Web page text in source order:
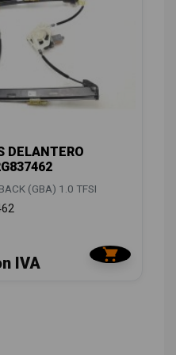
DELANTERO
(GBA) 1.0 TFSI
IVA